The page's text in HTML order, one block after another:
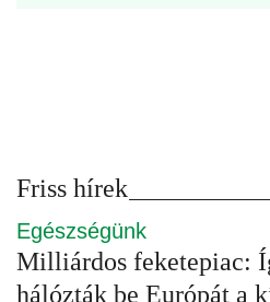
Friss hírek
Egészségünk
Milliárdos feketepiac:
hálózták be Európát a